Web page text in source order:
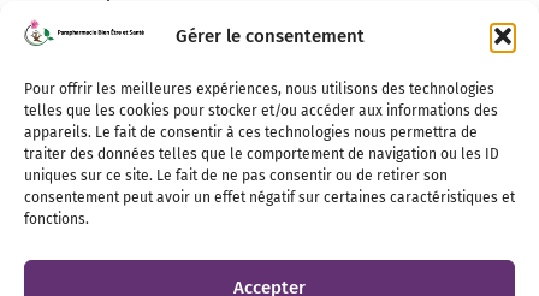
Gérer le consentement
Pour offrir les meilleures expériences, nous utilisons des technologies
telles que les cookies pour stocker et/ou accéder aux informations des
appareils. Le fait de consentir à ces technologies nous permettra de
traiter des données telles que le comportement de navigation ou les ID
uniques sur ce site. Le fait de ne pas consentir ou de retirer son
consentement peut avoir un effet négatif sur certaines caractéristiques et
fonctions.
Accepter
Dentaire
Infos pratiques
Lundi
14h00 – 18h30
Mardi au Vendredi
9h00 – 12h00 / 14h00 – 18h30
Samedi